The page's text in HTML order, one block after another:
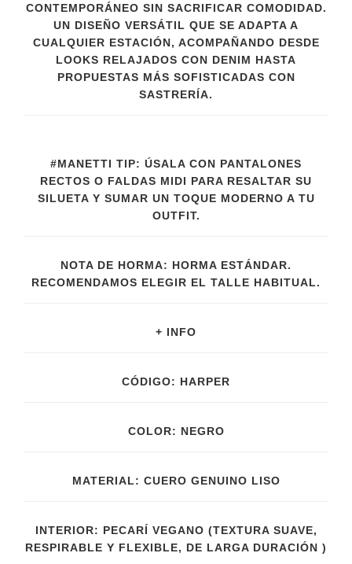
CONTEMPORÁNEO SIN SACRIFICAR COMODIDAD.
UN DISEÑO VERSÁTIL QUE SE ADAPTA A
CUALQUIER ESTACIÓN, ACOMPAÑANDO DESDE
LOOKS RELAJADOS CON DENIM HASTA
PROPUESTAS MÁS SOFISTICADAS CON
SASTRERÍA.
#MANETTI TIP: ÚSALA CON PANTALONES
RECTOS O FALDAS MIDI PARA RESALTAR SU
SILUETA Y SUMAR UN TOQUE MODERNO A TU
OUTFIT.
NOTA DE HORMA: HORMA ESTÁNDAR.
RECOMENDAMOS ELEGIR EL TALLE HABITUAL.
+ INFO
CÓDIGO: HARPER
COLOR: NEGRO
MATERIAL: CUERO GENUINO LISO
INTERIOR: PECARÍ VEGANO (TEXTURA SUAVE,
RESPIRABLE Y FLEXIBLE, DE LARGA DURACIÓN )